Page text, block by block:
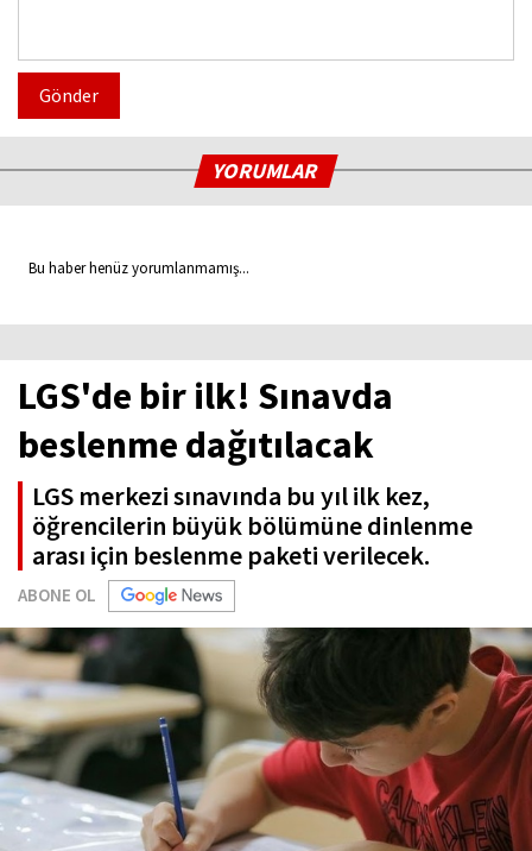
Gönder
YORUMLAR
Bu haber henüz yorumlanmamış...
LGS'de bir ilk! Sınavda
beslenme dağıtılacak
LGS merkezi sınavında bu yıl ilk kez,
öğrencilerin büyük bölümüne dinlenme
arası için beslenme paketi verilecek.
ABONE OL